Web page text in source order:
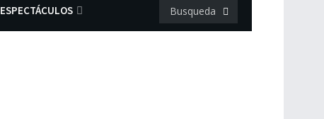
ESPECTÁCULOS